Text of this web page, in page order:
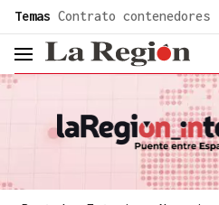
Temas Contrato contenedores
header.menu.open